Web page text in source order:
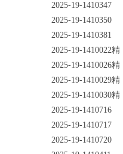
2025-19-1410347
2025-19-1410350
2025-19-1410381
2025-19-1410022精
2025-19-1410026精
2025-19-1410029精
2025-19-1410030精
2025-19-1410716
2025-19-1410717
2025-19-1410720